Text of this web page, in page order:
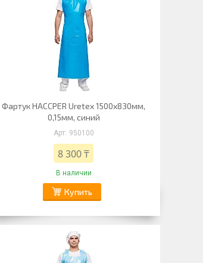
Фартук HACCPER Uretex 1500х830мм,
0,15мм, синий
950100
8 300 ₸
В наличии
Купить